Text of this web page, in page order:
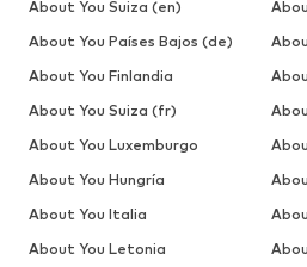
About You Suiza (en)
About You Países Bajos (de)
About You Finlandia
About You Suiza (fr)
About You Luxemburgo
About You Hungría
About You Italia
About You Letonia